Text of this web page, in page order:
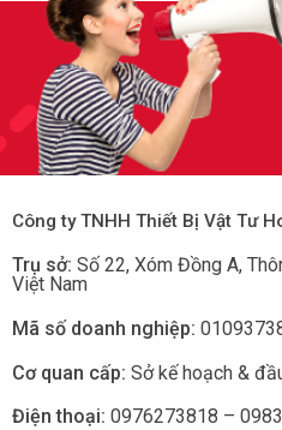
Công ty TNHH Thiết Bị Vật Tư
Trụ sở: Số 22, Xóm Đồng A,
Việt Nam
Mã số doanh nghiệp:
Cơ quan cấp: Sở kế hoạch &
Điện thoại: 0976273818 –